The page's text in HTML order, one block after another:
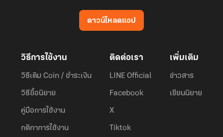
ดาวน์โหลดแอป
วิธีการใช้งาน
วิธีเติม Coin / ชำระเงิน
วิธีซื้อนิยาย
คู่มือการใช้งาน
กติกาการใช้งาน
ติดต่อเรา
LINE Official
Facebook
X
Tiktok
เพิ่มเติม
ข่าวสาร
เขียนนิยาย